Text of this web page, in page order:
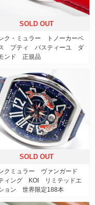
SOLD OUT
ク・ミュラー トノーカーベ
プティ パスティーユ ダ
ンド 正規品
SOLD OUT
クミュラー ヴァンガード
ィング KOI リミテッドエ
ョン 世界限定188本